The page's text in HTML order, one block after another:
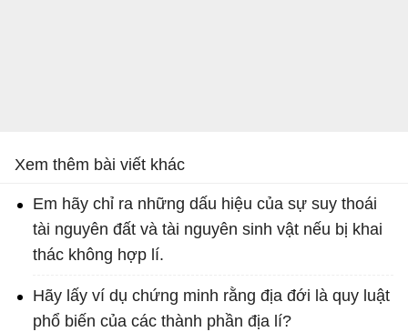
Xem thêm bài viết khác
Em hãy chỉ ra những dấu hiệu của sự suy thoái
tài nguyên đất và tài nguyên sinh vật nếu bị khai
thác không hợp lí.
Hãy lấy ví dụ chứng minh rằng địa đới là quy luật
phổ biến của các thành phần địa lí?